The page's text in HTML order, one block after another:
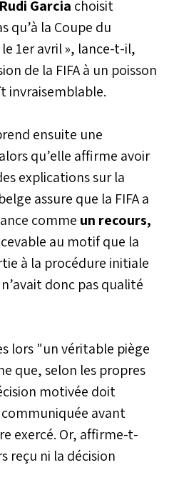
Rudi Garcia choisit
qu’à la Coupe du
1er avril », lance-t-il,
de la FIFA à un poisson
invraisemblable.
ensuite une
qu’elle affirme avoir
explications sur la
assure que la FIFA a
comme un recours,
au motif que la
à la procédure initiale
donc pas qualité
lors "un véritable piège
que, selon les propres
motivée doit
avant
exercé. Or, affirme-t-
reçu ni la décision